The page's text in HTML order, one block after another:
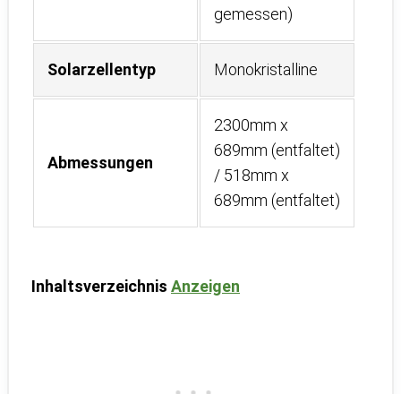
gemessen)
Solarzellentyp Monokristalline
Abmessungen
2300mm x
689mm (entfaltet)
/ 518mm x
689mm (entfaltet)
Inhaltsverzeichnis Anzeigen